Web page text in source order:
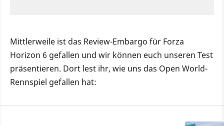
Mittlerweile ist das Review-Embargo für Forza
Horizon 6 gefallen und wir können euch unseren Test
präsentieren. Dort lest ihr, wie uns das Open World-
Rennspiel gefallen hat: